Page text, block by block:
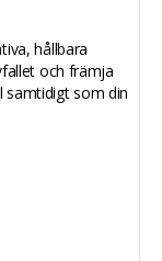
hållbara
och främja
samtidigt som din